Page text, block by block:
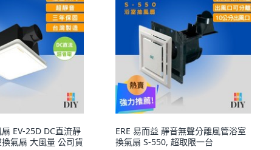
EV-25D DC直流靜
氣扇 大風量 公司貨
ERE 易而益 靜音無聲分離風管浴室
換氣扇 S-550, 超取限一台